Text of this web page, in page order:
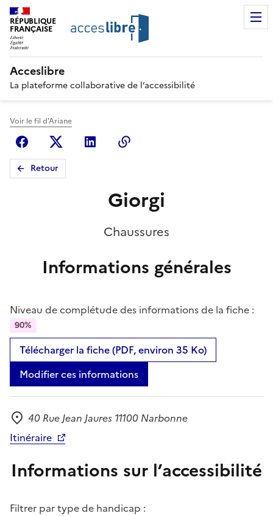
RÉPUBLIQUE
FRANÇAISE
Acceslibre
La plateforme collaborative de l’accessibilité
Voir le fil d'Ariane
FacebookX (anciennement Twitter)
Linkedin
Retour
Giorgi
Chaussures
Informations générales
Niveau de complétude des informations de la fiche :
90%
Télécharger la fiche (PDF, environ 35 Ko)
Modifier ces informations
Adresse
40 Rue Jean Jaures 11100 Narbonne
Itinéraire
Informations sur l’accessibilité
Filtrer par type de handicap :